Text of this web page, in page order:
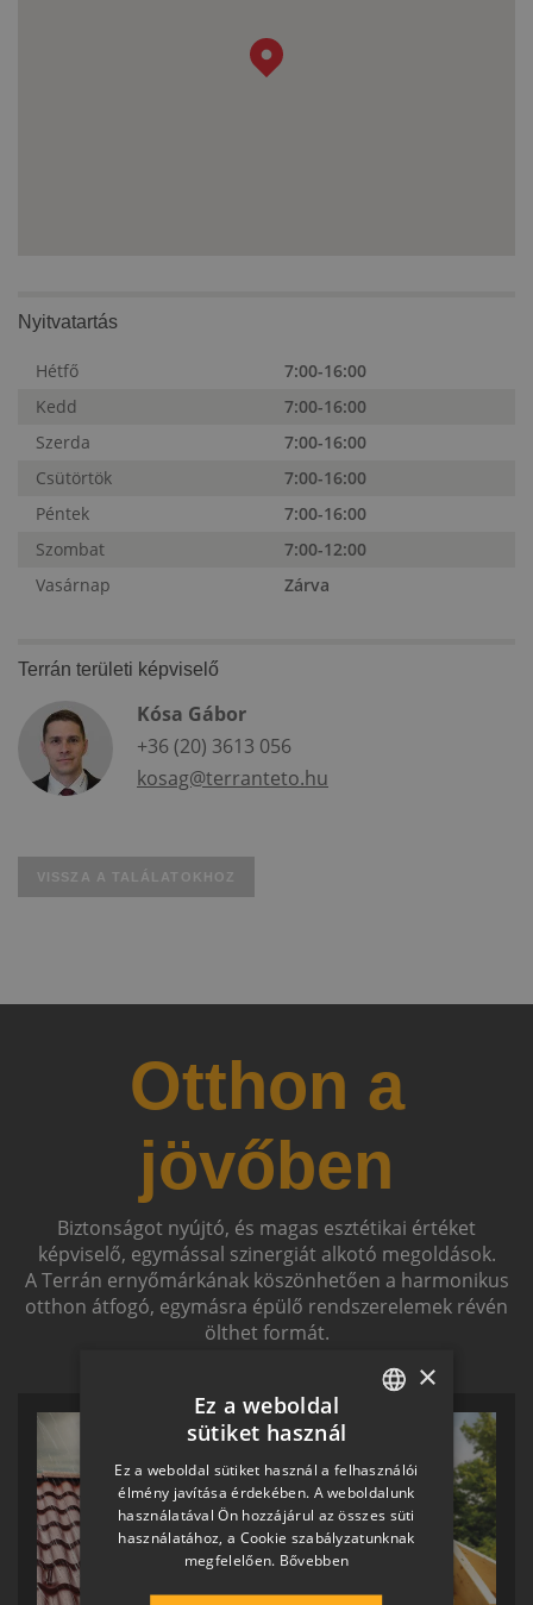
Nyitvatartás
Hétfő
7:00-16:00
Kedd
7:00-16:00
Szerda
7:00-16:00
Csütörtök
7:00-16:00
Péntek
7:00-16:00
Szombat
7:00-12:00
Vasárnap
Zárva
Terrán területi képviselő
Kósa Gábor
+36 (20) 3613 056
kosag@terranteto.hu
VISSZA A TALÁLATOKHOZ
Otthon a
jövőben
Biztonságot nyújtó, és magas esztétikai értéket
képviselő, egymással szinergiát alkotó megoldások.
A Terrán ernyőmárkának köszönhetően a harmonikus
otthon átfogó, egymásra épülő rendszerelemek révén
ölthet formát.
HUNGARIAN
SLOVAK
GERMAN
ROMANIAN
×
Ez a weboldal
sütiket használ
Ez a weboldal sütiket használ a felhasználói
élmény javítása érdekében. A weboldalunk
használatával Ön hozzájárul az összes süti
használatához, a Cookie szabályzatunknak
megfelelően. Bővebben